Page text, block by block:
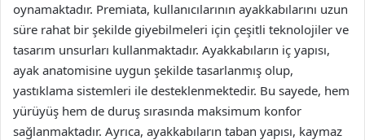
oynamaktadır. Premiata, kullanıcılarının ayakkabılarını uzun
süre rahat bir şekilde giyebilmeleri için çeşitli teknolojiler ve
tasarım unsurları kullanmaktadır. Ayakkabıların iç yapısı,
ayak anatomisine uygun şekilde tasarlanmış olup,
yastıklama sistemleri ile desteklenmektedir. Bu sayede, hem
yürüyüş hem de duruş sırasında maksimum konfor
sağlanmaktadır. Ayrıca, ayakkabıların taban yapısı, kaymaz